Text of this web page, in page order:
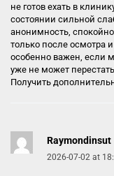
не готов ехать в
состоянии сильной
анонимность,
только после осмотра
особенно важен, если
уже не может
Получить
Raymondinsut
2026-07-02 at